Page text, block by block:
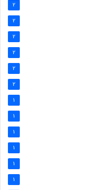
2
2
2
2
2
2
1
1
1
1
1
1